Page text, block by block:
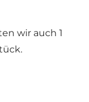
wir auch 1